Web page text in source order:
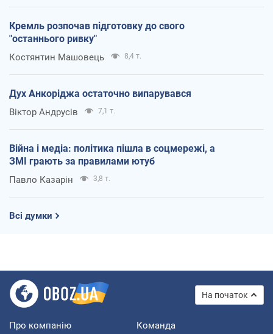
Кремль розпочав підготовку до свого
"останнього ривку"
Костянтин Машовець 8,4 т.
Дух Анкоріджа остаточно випарувався
Віктор Андрусів 7,1 т.
Війна і медіа: політика пішла в соцмережі, а
ЗМІ грають за правилами ютуб
Павло Казарін 3,8 т.
Всі думки
На початок
Про компанію Команда